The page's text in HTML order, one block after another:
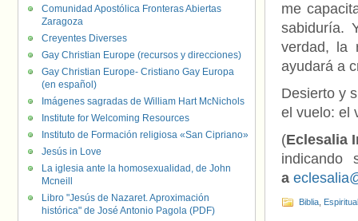
me
sabiduría.
verdad, la
ayudará a
Desierto y
el vuelo: el
(Eclesalia
indicando
a
Biblia
Comunidad Apostólica Fronteras Abiertas
Zaragoza
Creyentes Diverses
Gay Christian Europe (recursos y direcciones)
Gay Christian Europe- Cristiano Gay Europa
(en español)
Imágenes sagradas de William Hart McNichols
Institute for Welcoming Resources
Instituto de Formación religiosa «San Cipriano»
Jesús in Love
La iglesia ante la homosexualidad, de John
Mcneill
Libro "Jesús de Nazaret. Aproximación
histórica" de José Antonio Pagola (PDF)